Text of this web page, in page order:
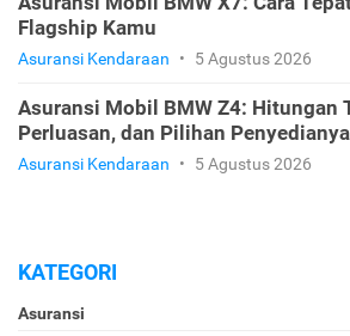
Flagship Kamu
Asuransi Kendaraan • 5 Agustus 2026
Asuransi Mobil BMW Z4: Hitungan
Perluasan, dan Pilihan Penyedianya
Asuransi Kendaraan • 5 Agustus 2026
KATEGORI
Asuransi